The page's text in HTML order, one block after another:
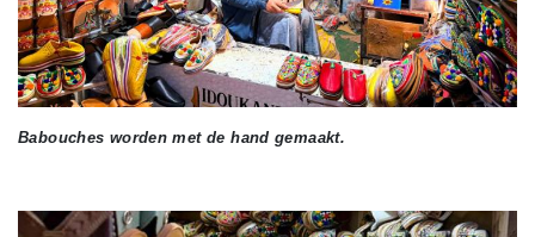
Babouches worden met de hand gemaakt.